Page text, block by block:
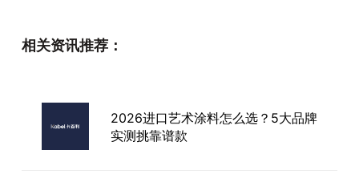
相关资讯推荐：
2026进口艺术涂料怎么选？5大品牌
实测挑靠谱款